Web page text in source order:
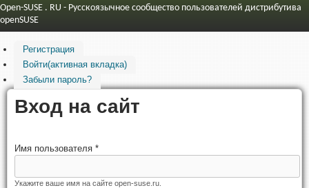
Open-SUSE . RU - Русскоязычное сообщество пользователей дистрибутива
openSUSE
Регистрация
Войти(активная вкладка)
Забыли пароль?
Вход на сайт
Имя пользователя *
Укажите ваше имя на сайте open-suse.ru.